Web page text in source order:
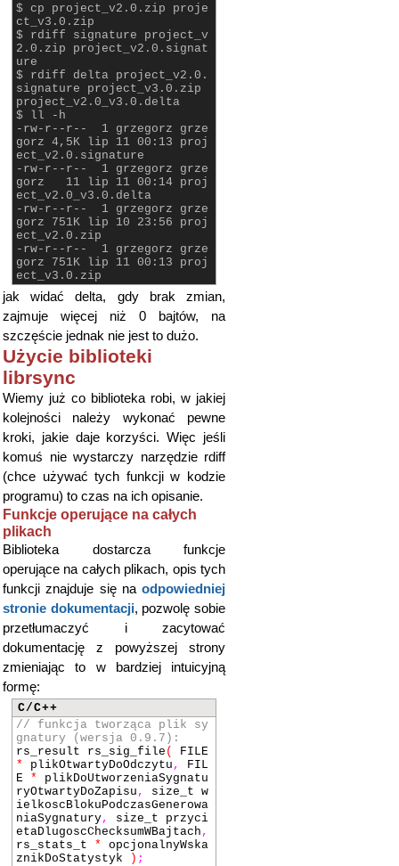
$ cp project_v2.0.zip proje
ct_v3.0.zip
$ rdiff signature project_v
2.0.zip project_v2.0.signat
ure
$ rdiff delta project_v2.0.
signature project_v3.0.zip
project_v2.0_v3.0.delta
$ ll -h
-rw-r--r-- 1 grzegorz grze
gorz 4,5K lip 11 00:13 proj
ect_v2.0.signature
-rw-r--r-- 1 grzegorz grze
gorz 11 lip 11 00:14 proj
ect_v2.0_v3.0.delta
-rw-r--r-- 1 grzegorz grze
gorz 751K lip 10 23:56 proj
ect_v2.0.zip
-rw-r--r-- 1 grzegorz grze
gorz 751K lip 11 00:13 proj
ect_v3.0.zip
jak widać delta, gdy brak zmian,
zajmuje więcej niż 0 bajtów, na
szczęście jednak nie jest to dużo.
Użycie biblioteki
librsync
Wiemy już co biblioteka robi, w jakiej
kolejności należy wykonać pewne
kroki, jakie daje korzyści. Więc jeśli
komuś nie wystarczy narzędzie rdiff
(chce używać tych funkcji w kodzie
programu) to czas na ich opisanie.
Funkcje operujące na całych
plikach
Biblioteka dostarcza funkcje
operujące na całych plikach, opis tych
funkcji znajduje się na odpowiedniej
stronie dokumentacji, pozwolę sobie
przetłumaczyć i zacytować
dokumentację z powyższej strony
zmieniając to w bardziej intuicyjną
formę:
C/C++
// funkcja tworząca plik sy
gnatury (wersja 0.9.7):
rs_result rs_sig_file (
FILE
*
plikOtwartyDoOdczytu ,
FIL
E *
plikDoUtworzeniaSygnatu
ryOtwartyDoZapisu ,
size_t w
ielkoscBlokuPodczasGenerowa
niaSygnatury,
size_t przyci
etaDlugoscChecksumWBajtach ,
rs_stats_t *
opcjonalnyWska
znikDoStatystyk
) ;